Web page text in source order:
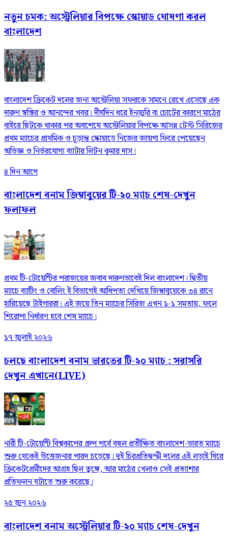
নতুন চমক: অস্ট্রেলিয়ার বিপক্ষে স্কোয়াড ঘোষণা করল
বাংলাদেশ
বাংলাদেশ ক্রিকেট দলের জন্য অস্ট্রেলিয়া সফরকে সামনে রেখে এসেছে এক
দারুণ স্বস্তির ও আনন্দের খবর। দীর্ঘদিন ধরে ইনজুরি বা চোটের কারণে মাঠের
বাইরে ছিটকে থাকার পর অবশেষে অস্ট্রেলিয়ার বিপক্ষে আসন্ন টেস্ট সিরিজের
প্রথম ম্যাচের প্রাথমিক ও চূড়ান্ত স্কোয়াডে নিজের জায়গা ফিরে পেয়েছেন
অভিজ্ঞ ও নির্ভরযোগ্য ব্যাটার লিটন কুমার দাস।
৪ দিন আগে
বাংলাদেশ বনাম জিম্বাবুয়ের টি-২০ ম্যাচ শেষ-দেখুন
ফলাফল
প্রথম টি-টোয়েন্টির পরাজয়ের জবাব দারুণভাবেই দিল বাংলাদেশ। দ্বিতীয়
ম্যাচে ব্যাটিং ও বোলিং ই বিভাগেই আধিপত্য দেখিয়ে জিম্বাবুয়েকে ৩৪ রানে
হারিয়েছে টাইগাররা। এই জয়ে তিন ম্যাচের সিরিজ এখন ১-১ সমতায়, ফলে
শিরোপা নির্ধারণ হবে শেষ ম্যাচে।
১৭ জুলাই ২০২৬
চলছে বাংলাদেশ বনাম ভারতের টি-২০ ম্যাচ : সরাসরি
দেখুন এখানে(LIVE)
নারী টি-টোয়েন্টি বিশ্বকাপের গ্রুপ পর্বে বহুল প্রতীক্ষিত বাংলাদেশ-ভারত ম্যাচে
শুরু থেকেই উত্তেজনার পারদ চড়েছে। দুই চিরপ্রতিদ্বন্দ্বী দলের এই লড়াই ঘিরে
ক্রিকেটপ্রেমীদের আগ্রহ ছিল তুঙ্গে, আর মাঠের খেলাও সেই প্রত্যাশার
প্রতিফলন ঘটাতে শুরু করেছে।
২৫ জুন ২০২৬
বাংলাদেশ বনাম অস্ট্রেলিয়ার টি-২০ ম্যাচ শেষ-দেখুন